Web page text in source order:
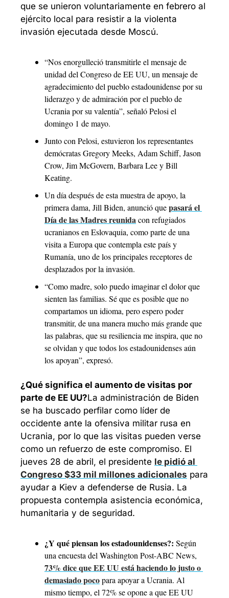
que se unieron voluntariamente en febrero al
ejército local para resistir a la violenta
invasión ejecutada desde Moscú.
“Nos enorgulleció transmitirle el mensaje de
unidad del Congreso de EE UU, un mensaje de
agradecimiento del pueblo estadounidense por su
liderazgo y de admiración por el pueblo de
Ucrania por su valentía”, señaló Pelosi el
domingo 1 de mayo.
Junto con Pelosi, estuvieron los representantes
demócratas Gregory Meeks, Adam Schiff, Jason
Crow, Jim McGovern, Barbara Lee y Bill
Keating.
Un día después de esta muestra de apoyo, la
primera dama, Jill Biden, anunció que pasará el
Día de las Madres reunida con refugiados
ucranianos en Eslovaquia, como parte de una
visita a Europa que contempla este país y
Rumanía, uno de los principales receptores de
desplazados por la invasión.
“Como madre, solo puedo imaginar el dolor que
sienten las familias. Sé que es posible que no
compartamos un idioma, pero espero poder
transmitir, de una manera mucho más grande que
las palabras, que su resiliencia me inspira, que no
se olvidan y que todos los estadounidenses aún
los apoyan”, expresó.
¿Qué significa el aumento de visitas por
parte de EE UU?La administración de Biden
se ha buscado perfilar como líder de
occidente ante la ofensiva militar rusa en
Ucrania, por lo que las visitas pueden verse
como un refuerzo de este compromiso. El
jueves 28 de abril, el presidente le pidió al
Congreso $33 mil millones adicionales para
ayudar a Kiev a defenderse de Rusia. La
propuesta contempla asistencia económica,
humanitaria y de seguridad.
¿Y qué piensan los estadounidenses?: Según
73% dice que EE UU está haciendo lo justo o
demasiado poco para apoyar a Ucrania. Al
mismo tiempo, el 72% se opone a que EE UU